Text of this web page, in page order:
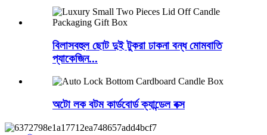
বিলাসবহুল ছোট দুই টুকরা ঢাকনা বন্ধ মোমবাতি
প্যাকেজিন...
অটো লক বটম কার্ডবোর্ড ক্যান্ডেল বক্স